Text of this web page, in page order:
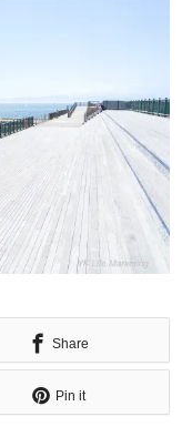
Share
Pin it